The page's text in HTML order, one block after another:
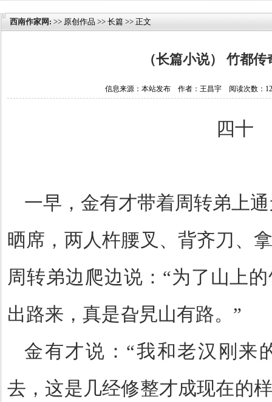
西南作家网 : >> 原创作品 >> 长篇 >> 正文
（长篇小说） 竹都
信息来源：本站发布 作者：王昌宇 阅读次数：
四十
一早，金有才带着周转弟上
晒席，两人杵腰叉、背齐刀、
周转弟边爬边说： “为了山上
出路来，真是旮旯山有路。 ”
金有才说： “我和老汉刚来
去，这是几经修整才成现在的